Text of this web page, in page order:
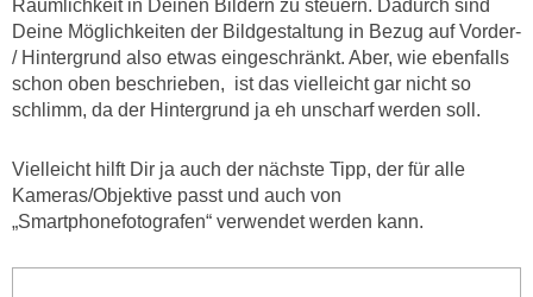
Räumlichkeit in Deinen Bildern zu steuern. Dadurch sind
Deine Möglichkeiten der Bildgestaltung in Bezug auf Vorder-
/ Hintergrund also etwas eingeschränkt. Aber, wie ebenfalls
schon oben beschrieben, ist das vielleicht gar nicht so
schlimm, da der Hintergrund ja eh unscharf werden soll.
Vielleicht hilft Dir ja auch der nächste Tipp, der für alle
Kameras/Objektive passt und auch von
„Smartphonefotografen“ verwendet werden kann.